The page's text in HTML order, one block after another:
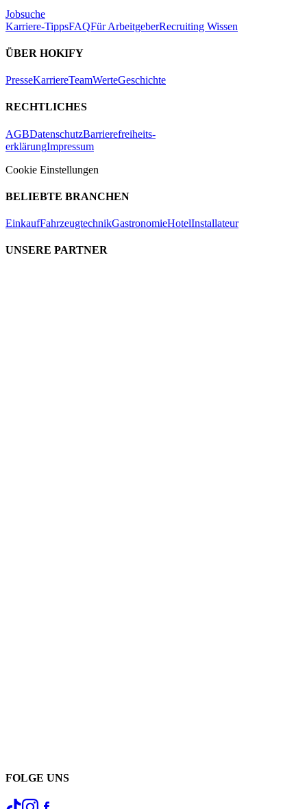
Jobsuche
Karriere-TippsFAQFür ArbeitgeberRecruiting Wissen
ÜBER HOKIFY
PresseKarriereTeamWerteGeschichte
RECHTLICHES
AGBDatenschutzBarrierefreiheits-
erklärungImpressum
Cookie Einstellungen
BELIEBTE BRANCHEN
EinkaufFahrzeugtechnikGastronomieHotelInstallateur
UNSERE PARTNER
FOLGE UNS